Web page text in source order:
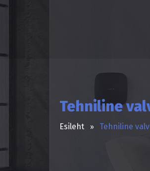
Tehniline
Esileht Tehniline